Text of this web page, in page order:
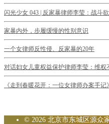
闪光少女 043 | 反家暴律师李莹：战斗
家暴内外，步履缓慢的性别意识
一个女律师反性侵、反家暴的20年
对话妇女儿童权益保护律师李莹：维权
《走到春暖花开：一位女律师办案手
© 2026 北京市东城区源众